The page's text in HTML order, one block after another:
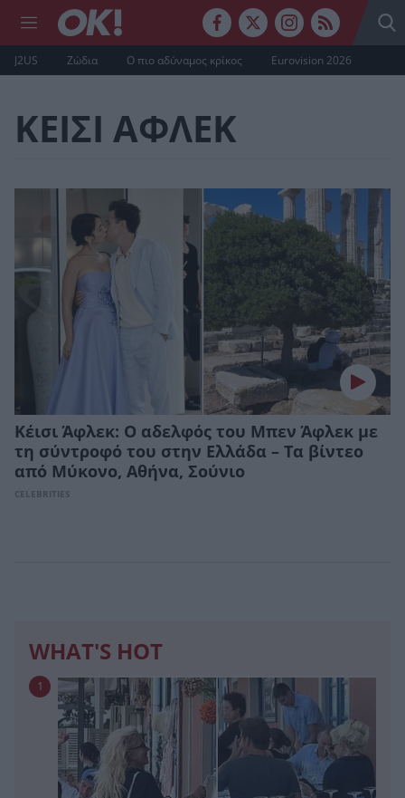
J2US Ζώδια Ο πιο αδύναμος κρίκος Eurovision 2026
ΚΕΙΣΙ ΑΦΛΕΚ
Κέισι Άφλεκ: Ο αδελφός του Μπεν Άφλεκ με
τη σύντροφό του στην Ελλάδα – Τα βίντεο
από Μύκονο, Αθήνα, Σούνιο
CELEBRITIES
WHAT'S HOT
1